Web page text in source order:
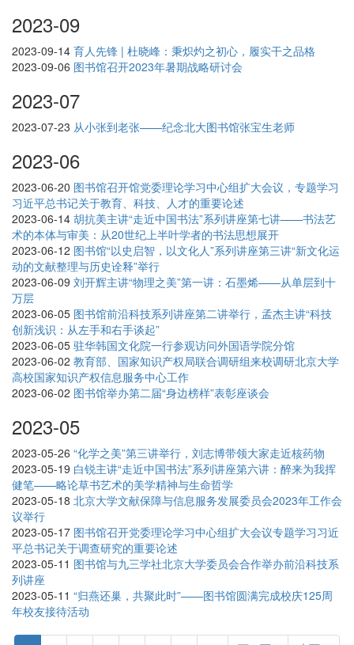
2023-09
2023-09-14 育人先锋 | 杜晓峰：秉炽灼之初心，履实干之品格
2023-09-06 图书馆召开2023年暑期战略研讨会
2023-07
2023-07-23 从小张到老张——纪念北大图书馆张宝生老师
2023-06
2023-06-20 图书馆召开馆党委理论学习中心组扩大会议，专题学习
习近平总书记关于教育、科技、人才的重要论述
2023-06-14 胡抗美主讲“走近中国书法”系列讲座第七讲——书法艺
术的本体与审美：从20世纪上半叶学者的书法思想展开
2023-06-12 图书馆“以史启智，以文化人”系列讲座第三讲“新文化运
动的文献整理与历史诠释”举行
2023-06-09 刘开辉主讲“物理之美”第一讲：石墨烯——从单层到十
万层
2023-06-05 图书馆前沿科技系列讲座第二讲举行，孟杰主讲“科技
创新浅识：从左手和右手谈起”
2023-06-05 驻华韩国文化院一行参观访问外国语学院分馆
2023-06-02 教育部、国家知识产权局联合调研组来校调研北京大学
高校国家知识产权信息服务中心工作
2023-06-02 图书馆举办第二届“身边榜样”表彰座谈会
2023-05
2023-05-26 “化学之美”第三讲举行，刘志博带领大家走近核药物
2023-05-19 白锐主讲“走近中国书法”系列讲座第六讲：醉来为我挥
健笔——略论草书艺术的美学精神与生命哲学
2023-05-18 北京大学文献保障与信息服务发展委员会2023年工作会
议举行
2023-05-17 图书馆召开党委理论学习中心组扩大会议专题学习习近
平总书记关于调查研究的重要论述
2023-05-11 图书馆与九三学社北京大学委员会合作举办前沿科技系
列讲座
2023-05-11 “归燕还巢，共聚此时”——图书馆圆满完成校庆125周
年校友接待活动